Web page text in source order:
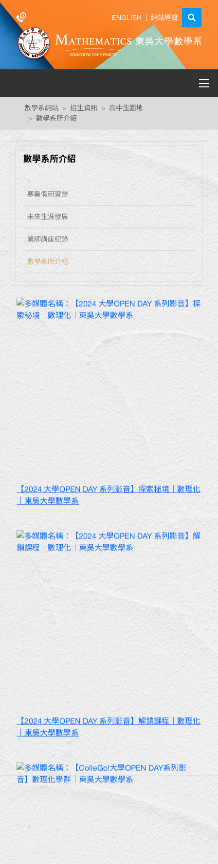
ENGLISH | 網站導覽
數學系網站 招生資訊
高中生園地
數學系所介紹
數學系所介紹
寒暑假研習營
未來生涯發展
業師講座紀錄
數學系所介紹
【2024 大學OPEN DAY 系列影音】探索秘境｜數理化
｜東吳大學數學系
【2024 大學OPEN DAY 系列影音】解鎖課程｜數理化
｜東吳大學數學系